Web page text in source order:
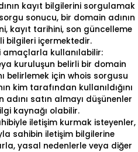
kayıt bilgilerini sorgulamak
sonucu, bir domain adının
kayıt tarihini, son güncelleme
bilgileri içermektedir.
amaçlarla kullanılabilir:
kuruluşun belirli bir domain
belirlemek için whois sorgusu
kim tarafından kullanıldığını
satın almayı düşünenler
kaynağı olabilir.
iletişim kurmak isteyenler,
sahibin iletişim bilgilerine
yasal nedenlerle veya diğer